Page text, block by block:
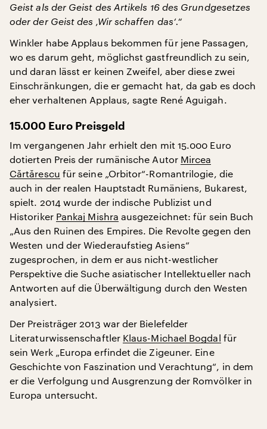
Geist als der Geist des Artikels 16 des Grundgesetzes
oder der Geist des ‚Wir schaffen das‘.“
Winkler habe Applaus bekommen für jene Passagen,
wo es darum geht, möglichst gastfreundlich zu sein,
und daran lässt er keinen Zweifel, aber diese zwei
Einschränkungen, die er gemacht hat, da gab es doch
eher verhaltenen Applaus, sagte René Aguigah.
15.000 Euro Preisgeld
Im vergangenen Jahr erhielt den mit 15.000 Euro
dotierten Preis der rumänische Autor Mircea
Cărtărescu für seine „Orbitor“-Romantrilogie, die
auch in der realen Hauptstadt Rumäniens, Bukarest,
spielt. 2014 wurde der indische Publizist und
Historiker Pankaj Mishra ausgezeichnet: für sein Buch
„Aus den Ruinen des Empires. Die Revolte gegen den
Westen und der Wiederaufstieg Asiens“
zugesprochen, in dem er aus nicht-westlicher
Perspektive die Suche asiatischer Intellektueller nach
Antworten auf die Überwältigung durch den Westen
analysiert.
Der Preisträger 2013 war der Bielefelder
Literaturwissenschaftler Klaus-Michael Bogdal für
sein Werk „Europa erfindet die Zigeuner. Eine
Geschichte von Faszination und Verachtung“, in dem
er die Verfolgung und Ausgrenzung der Romvölker in
Europa untersucht.